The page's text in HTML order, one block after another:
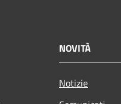
NOVITÀ
Notizie